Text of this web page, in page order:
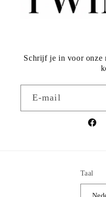
Schrijf je in voor onze
E‑mail
Taal